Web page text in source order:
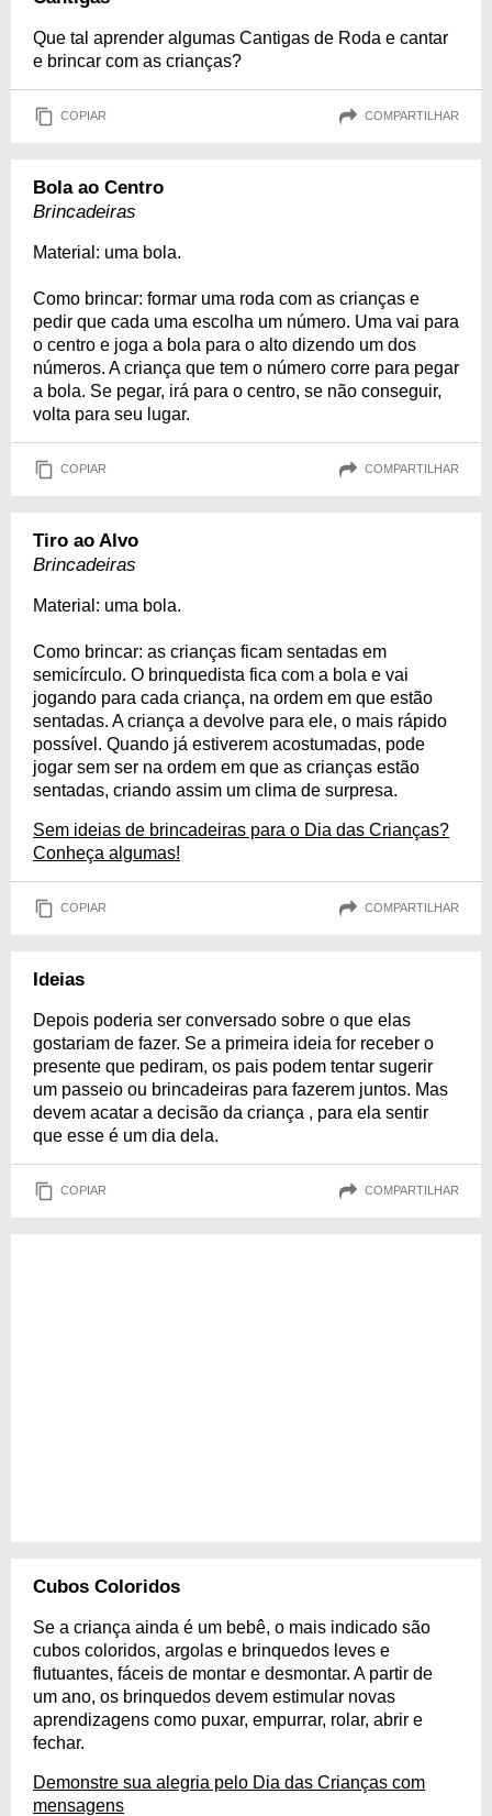
Que tal aprender algumas Cantigas de Roda e cantar
e brincar com as crianças?
COPIAR COMPARTILHAR
Bola ao Centro
Brincadeiras
Material: uma bola.
Como brincar: formar uma roda com as crianças e
pedir que cada uma escolha um número. Uma vai para
o centro e joga a bola para o alto dizendo um dos
números. A criança que tem o número corre para pegar
a bola. Se pegar, irá para o centro, se não conseguir,
volta para seu lugar.
COPIAR COMPARTILHAR
Tiro ao Alvo
Brincadeiras
Material: uma bola.
Como brincar: as crianças ficam sentadas em
semicírculo. O brinquedista fica com a bola e vai
jogando para cada criança, na ordem em que estão
sentadas. A criança a devolve para ele, o mais rápido
possível. Quando já estiverem acostumadas, pode
jogar sem ser na ordem em que as crianças estão
sentadas, criando assim um clima de surpresa.
Sem ideias de brincadeiras para o Dia das Crianças?
Conheça algumas!
COPIAR COMPARTILHAR
Ideias
Depois poderia ser conversado sobre o que elas
gostariam de fazer. Se a primeira ideia for receber o
presente que pediram, os pais podem tentar sugerir
um passeio ou brincadeiras para fazerem juntos. Mas
devem acatar a decisão da criança , para ela sentir
que esse é um dia dela.
COPIAR COMPARTILHAR
Cubos Coloridos
Se a criança ainda é um bebê, o mais indicado são
cubos coloridos, argolas e brinquedos leves e
flutuantes, fáceis de montar e desmontar. A partir de
um ano, os brinquedos devem estimular novas
aprendizagens como puxar, empurrar, rolar, abrir e
fechar.
Demonstre sua alegria pelo Dia das Crianças com
mensagens